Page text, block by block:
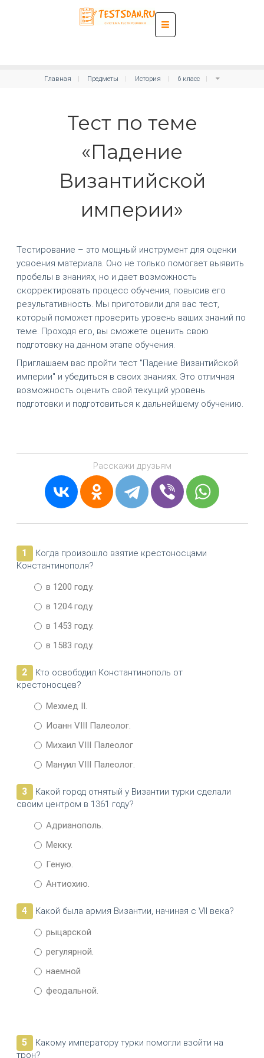
Главная Предметы История 6 класс
Тест по теме
«Падение
Византийской
империи»
Тестирование – это мощный инструмент для оценки
усвоения материала. Оно не только помогает выявить
пробелы в знаниях, но и дает возможность
скорректировать процесс обучения, повысив его
результативность. Мы приготовили для вас тест,
который поможет проверить уровень ваших знаний по
теме. Проходя его, вы сможете оценить свою
подготовку на данном этапе обучения.
Приглашаем вас пройти тест "Падение Византийской
империи" и убедиться в своих знаниях. Это отличная
возможность оценить свой текущий уровень
подготовки и подготовиться к дальнейшему обучению.
Расскажи друзьям
1
Когда произошло взятие крестоносцами
Константинополя?
в 1200 году.
в 1204 году.
в 1453 году.
в 1583 году.
2
Кто освободил Константинополь от
крестоносцев?
Мехмед II.
Иоанн VIII Палеолог.
Михаил VIII Палеолог
Мануил VIII Палеолог.
3
Какой город отнятый у Византии турки сделали
своим центром в 1361 году?
Адрианополь.
Мекку.
Геную.
Антиохию.
4
Какой была армия Византии, начиная с VII века?
рыцарской
регулярной.
наемной
феодальной.
5
Какому императору турки помогли взойти на
трон?